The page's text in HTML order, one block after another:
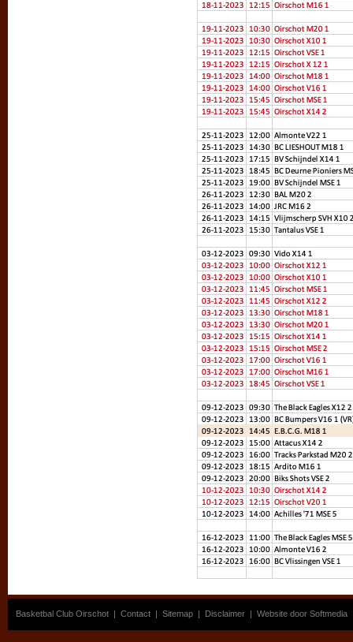
Basketbal Club Oirschot | Contact | Sitemap | Disclaimer | Website door Softmedia